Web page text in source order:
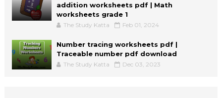
addition worksheets pdf | Math
worksheets grade 1
The Study Katta Feb 01, 2024
Number tracing worksheets pdf |
Traceable number pdf download
The Study Katta Dec 03, 2023